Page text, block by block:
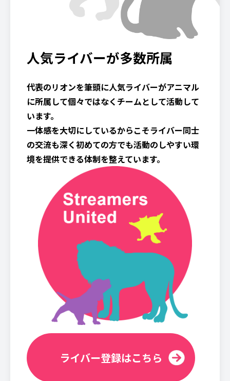
人気ライバーが多数所属
代表のリオンを筆頭に人気ライバーがアニマル
に所属して個々ではなくチームとして活動して
います。
一体感を大切にしているからこそライバー同士
の交流も深く初めての方でも活動のしやすい環
境を提供できる体制を整えています。
ライバー登録はこちら